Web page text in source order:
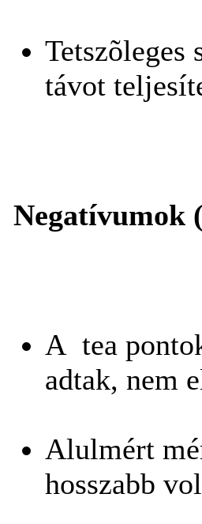
Tetszõleges
távot
Negatívumok
A tea
adtak, nem
Alulmért
hosszabb